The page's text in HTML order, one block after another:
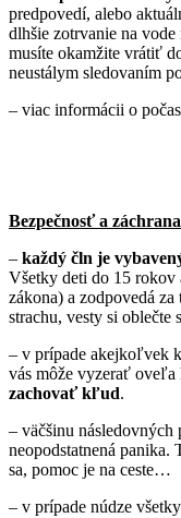
predpovedí, alebo
dlhšie zotrvanie na
musíte okamžite vrátiť
neustálym sledovaním
– viac informácii o
Bezpečnosť a
– každý čln je
Všetky deti do 15 rokov
zákona) a zodpovedá
strachu, vesty si
– v prípade akejkoľvek
vás môže vyzerať oveľa
zachovať kľud.
– väčšinu následovných
neopodstatnená
sa, pomoc je na ceste…
– v prípade núdze